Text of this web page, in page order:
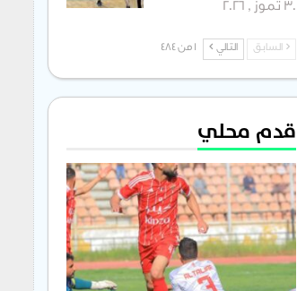
30 تموز , 2026
السابق التالي 1 من 484
قدم محلي